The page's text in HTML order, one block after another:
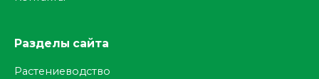
Разделы сайта
Растениеводство